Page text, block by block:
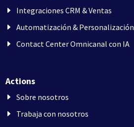
Integraciones CRM & Ventas
Automatización & Personalización
Contact Center Omnicanal con IA
Actions
Sobre nosotros
Trabaja con nosotros